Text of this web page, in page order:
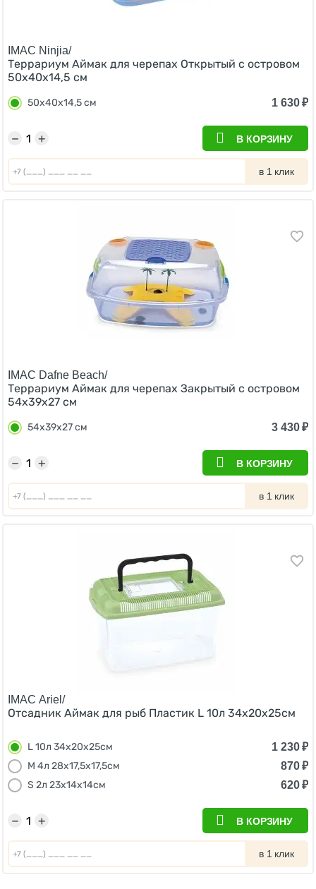
IMAC Ninjia/
Террариум Аймак для черепах Открытый с островом
50х40х14,5 см
50х40х14,5 см 1 630₽
+
− В КОРЗИНУ
в 1 клик
IMAC Dafne Beach/
Террариум Аймак для черепах Закрытый с островом
54х39х27 см
54х39х27 см 3 430₽
+
− В КОРЗИНУ
в 1 клик
IMAC Ariel/
Отсадник Аймак для рыб Пластик L 10л 34х20х25см
L 10л 34х20х25см 1 230₽
M 4л 28х17,5х17,5см
870₽
S 2л 23х14х14см
620₽
+
− В КОРЗИНУ
в 1 клик